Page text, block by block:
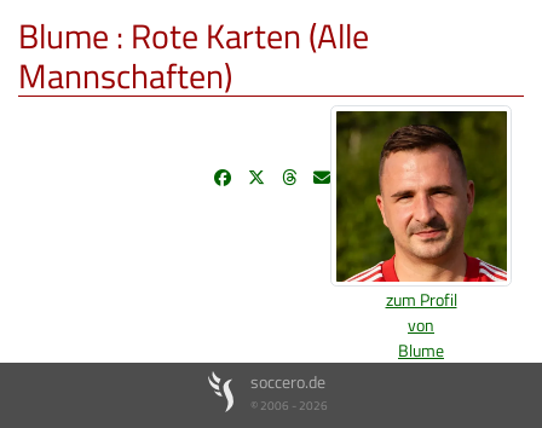
Blume : Rote Karten (Alle
Mannschaften)
zum Profil
von
Blume
soccero.de
© 2006 - 2026